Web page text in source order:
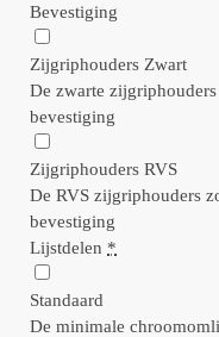
Bevestiging
Zijgriphouders Zwart
De zwarte
bevestiging
Zijgriphouders RVS
De RVS zijgriphouders
bevestiging
Lijstdelen *
Standaard
De minimale